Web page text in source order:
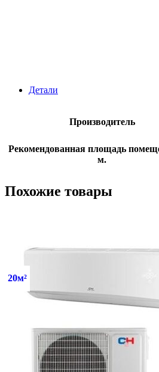
Детали
Производитель
Рекомендованная площадь
м.
Похожие товары
20м²